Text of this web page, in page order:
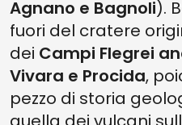
Agnano e Bagnoli).
fuori del cratere
dei Campi Flegrei
Vivara e Procida,
pezzo di storia